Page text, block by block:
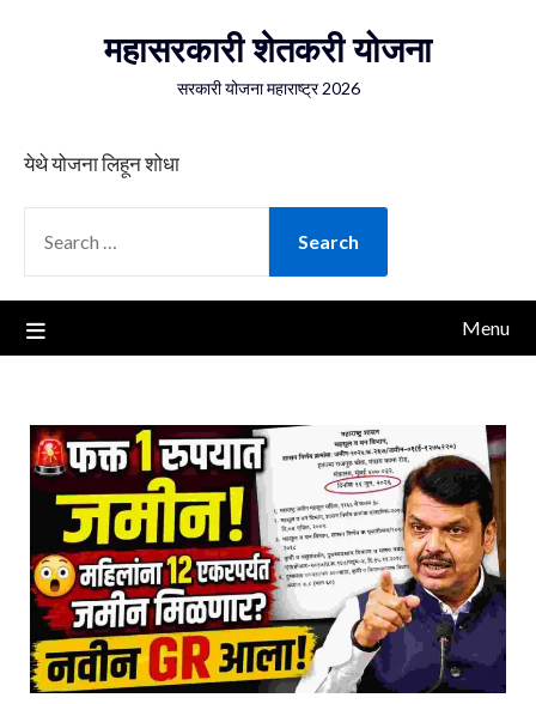
महासरकारी शेतकरी योजना
सरकारी योजना महाराष्ट्र 2026
येथे योजना लिहून शोधा
FOR:
Menu